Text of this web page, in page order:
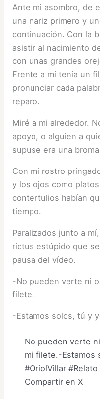
Ante mi asombro, de
una nariz primero y
continuación. Con la
asistir al nacimiento
con unas grandes
Frente a mí tenía un
pronunciar cada
reparo.
Miré a mi alrededor.
apoyo, o alguien a
supuse era una
Con mi rostro
y los ojos como
contertulios habían
tiempo.
Paralizados junto a
rictus estúpido que
pausa del vídeo.
-No pueden verte ni
filete.
-Estamos solos, tú y
No pueden verte
mi filete.-Estamos
#OriolVillar
Compartir en X